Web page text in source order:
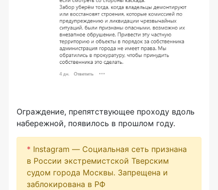
Ограждение, препятствующее проходу вдоль
набережной, появилось в прошлом году.
* Instagram — Социальная сеть признана
в России экстремистской Тверским
судом города Москвы. Запрещена и
заблокирована в РФ